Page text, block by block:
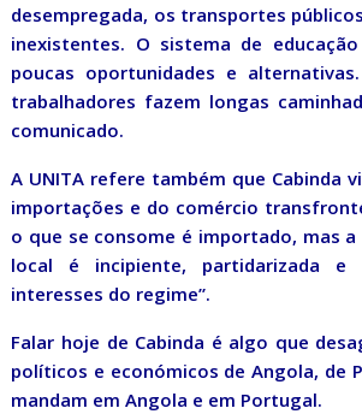
desempregada, os transportes
inexistentes. O sistema de
poucas oportunidades e
trabalhadores fazem longas
comunicado.
A UNITA refere também que Cabinda
importações e do comércio
o que se consome é importado, mas a
local é incipiente, partidarizada e
interesses do regime”.
Falar hoje de Cabinda é algo que
políticos e económicos de Angola, de
mandam em Angola e em Portugal.